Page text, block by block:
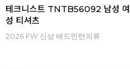
테크니스트 TNTB56092 남성 여
성 티셔츠
2026 FW 신상 배드민턴의류